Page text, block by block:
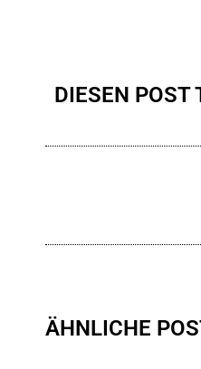
DIESEN POST
ÄHNLICHE